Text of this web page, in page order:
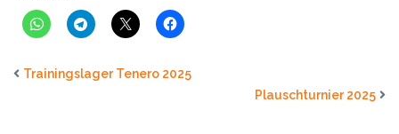
Trainingslager Tenero 2025
Plauschturnier 2025